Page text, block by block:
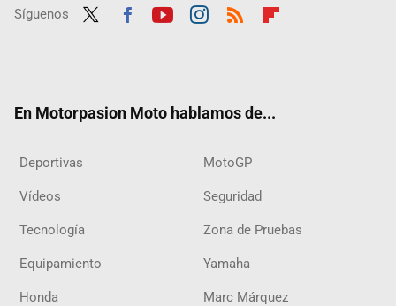
Síguenos
En Motorpasion Moto hablamos de...
Deportivas MotoGP
Vídeos Seguridad
Tecnología Zona de Pruebas
Equipamiento Yamaha
Honda Marc Márquez